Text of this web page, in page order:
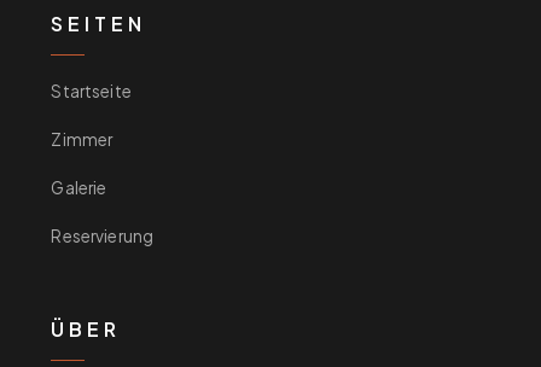
SEITEN
Startseite
Zimmer
Galerie
Reservierung
ÜBER